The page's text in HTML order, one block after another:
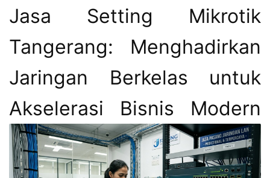
Jasa Setting Mikrotik
Tangerang: Menghadirkan
Jaringan Berkelas untuk
Akselerasi Bisnis Modern